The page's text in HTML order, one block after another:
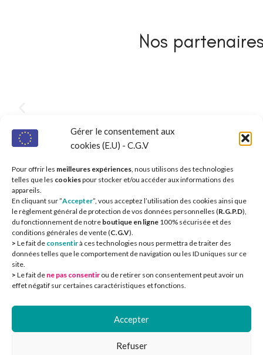
Gérer le consentement aux
cookies (E.U) - C.G.V
Pour offrir les meilleures expériences, nous utilisons des technologies
telles que les cookiespour stocker et/ou accéder aux informations des
appareils.
En cliquant sur ”Accepter”, vous acceptez l’utilisation des cookies ainsi que
le règlement général de protection de vos données personnelles (R.G.P.D),
du fonctionnement de notre boutique en ligne 100% sécurisée et des
conditions générales de vente (C.G.V).
> Le fait de consentirà ces technologies nous permettra de traiter des
données telles que le comportement de navigation ou les ID uniques sur ce
site.
> Le fait de ne pas consentir ou de retirer son consentement peut avoir un
effet négatif sur certaines caractéristiques et fonctions.
Accepter
Refuser
Nos